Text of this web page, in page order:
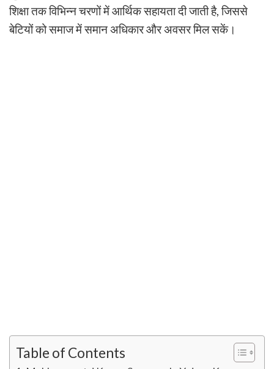
शिक्षा तक विभिन्न चरणों में आर्थिक सहायता दी जाती है, जिससे
बेटियों को समाज में समान अधिकार और अवसर मिल सकें।
Table of Contents